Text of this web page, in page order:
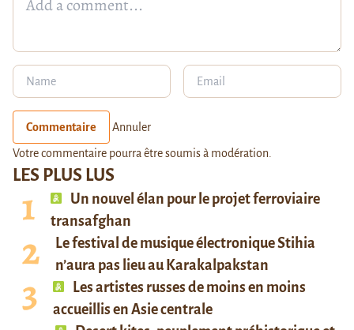
LES PLUS LUS
Un nouvel élan pour le projet ferroviaire
transafghan
Le festival de musique électronique Stihia
n’aura pas lieu au Karakalpakstan
Les artistes russes de moins en moins
accueillis en Asie centrale
Commentaire Annuler
Votre commentaire pourra être soumis à modération.